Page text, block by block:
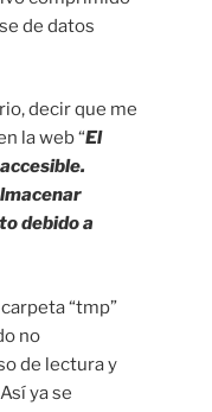
de datos
decir que me
la web “El
debido a
“tmp”
no
de lectura y
ya se